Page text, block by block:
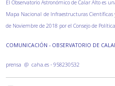
El Observatorio Astronómico de Calar Alto es
Mapa Nacional de Infraestructuras Científicas
de Noviembre de 2018 por el Consejo de
COMUNICACIÓN - OBSERVATORIO DE
prensa @ caha.es - 958230532